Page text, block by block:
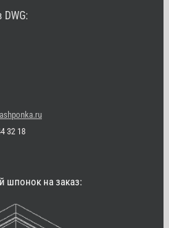
32 18
шпонок на заказ: